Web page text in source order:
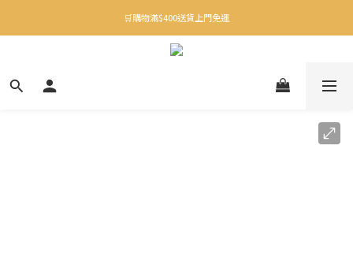
✨下載Three Little Meow App 即享多重禮遇！
🛒購物滿$400送貨上門免運
✨下載Three Little Meow App 即享多重禮遇！